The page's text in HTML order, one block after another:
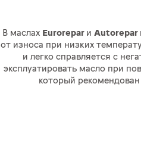
В маслах Eurorepar и Autorepar
от износа при низких
и легко справляется с
эксплуатировать масло при
который